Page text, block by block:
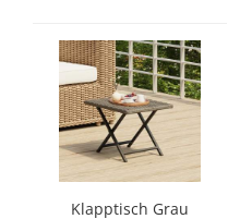
Klapptisch Grau